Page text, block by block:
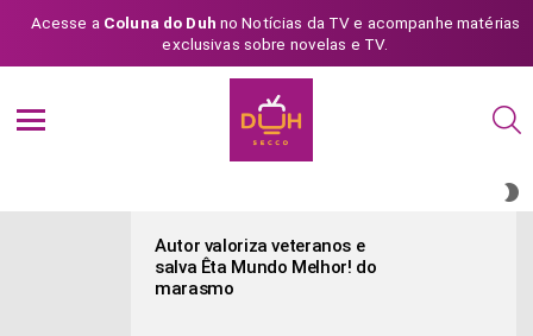
Acesse a Coluna do Duh no Notícias da TV e acompanhe matérias
exclusivas sobre novelas e TV.
Autor valoriza veteranos e
salva Êta Mundo Melhor! do
marasmo